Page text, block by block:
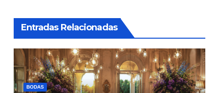
Entradas Relacionadas
BODAS